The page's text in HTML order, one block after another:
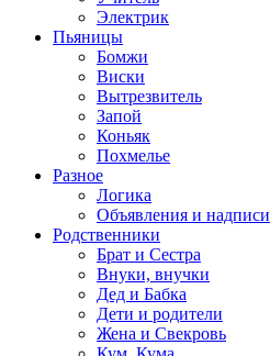
Электрик
Пьяницы
Бомжи
Виски
Вытрезвитель
Запой
Коньяк
Похмелье
Разное
Логика
Объявления и надписи
Родственники
Брат и Сестра
Внуки, внучки
Дед и Бабка
Дети и родители
Жена и Свекровь